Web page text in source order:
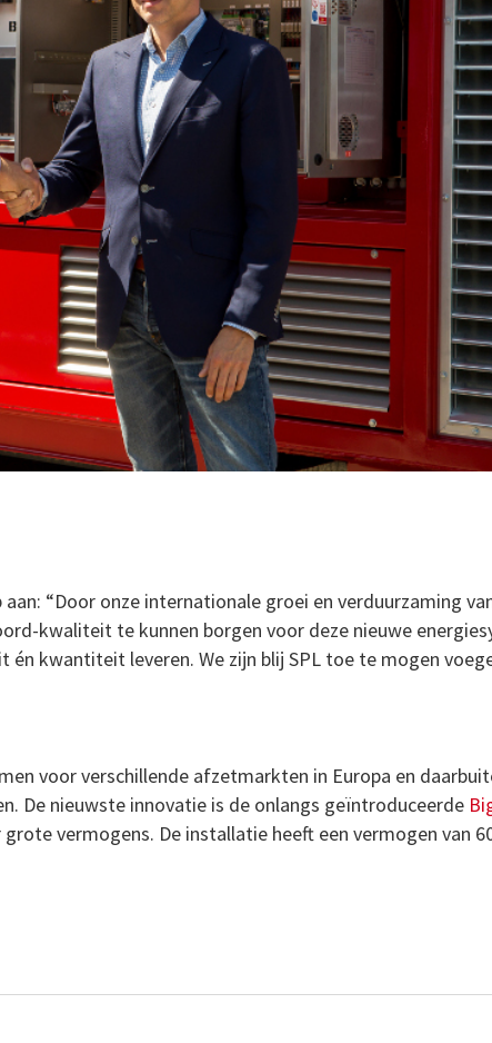
“Door onze internationale groei en verduurzaming
kwaliteit te kunnen borgen voor deze nieuwe
kwantiteit leveren. We zijn blij SPL toe te mogen
voor verschillende afzetmarkten in Europa en
De nieuwste innovatie is de onlangs geïntroduceerde
vermogens. De installatie heeft een vermogen van